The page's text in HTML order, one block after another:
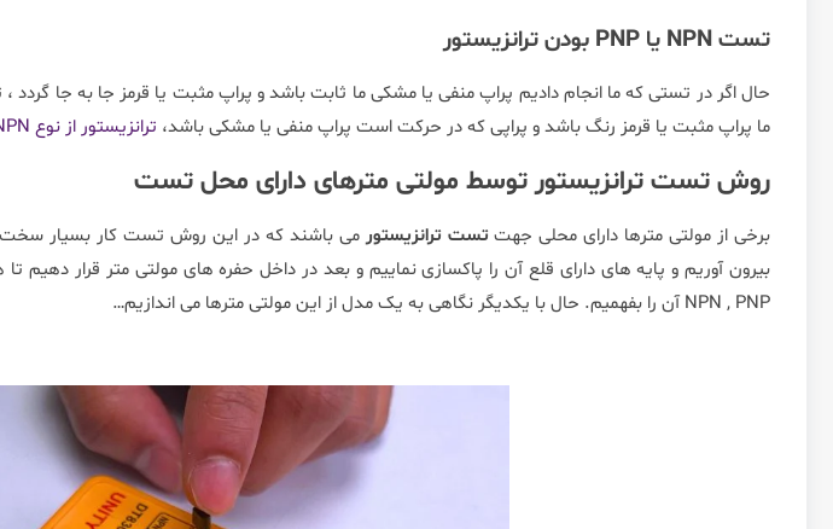
تست NPN یا PNP بودن ترانزیستور
ما پراپ مثبت یا قرمز رنگ باشد و پراپی که در حرکت است پراپ منفی یا مشکی باشد، ترانزیستور از نوع NPN
روش تست ترانزیستور توسط مولتی مترهای دارای محل تست
برخی از مولتی مترها دارای محلی جهت تست ترانزیستورمی باشند که در این روش تست کار بسیار سخت
بیرون آوریم و پایه های دارای قلع آن را پاکسازی نماییم و بعد در داخل حفره های مولتی متر قرار دهیم
NPN , PNP آن را بفهمیم. حال با یکدیگر نگاهی به یک مدل از این مولتی مترها می اندازیم…